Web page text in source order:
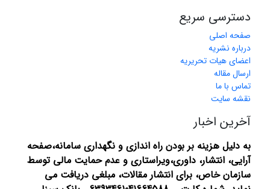
دسترسی سریع
صفحه اصلی
درباره نشریه
اعضای هیات تحریریه
ارسال مقاله
تماس با ما
نقشه سایت
آخرین اخبار
به دلیل هزینه بر بودن راه اندازی و نگهداری سامانه،صفحه
آرایی، انتشار، داوری،ویراستاری و عدم حمایت مالی توسط
سازمان خاص، برای انتشار مقالات، مبلغی دریافت می